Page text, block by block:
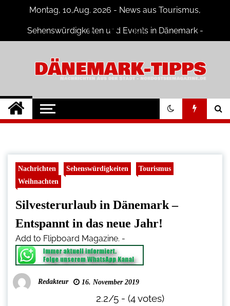
content
Montag, 10,Aug. 2026 - News aus Tourismus,
Sehenswürdigkeiten und Events in Dänemark -
Dänemark Tipps
Neuigkeiten und Nachrichten in
Dänemark
Nachrichten Sehenswürdigkeiten
Tourismus
Weihnachten
Silvesterurlaub in Dänemark –
Entspannt in das neue Jahr!
Add to Flipboard Magazine. -
Redakteur 16. November 2019
2.2/5 - (4 votes)